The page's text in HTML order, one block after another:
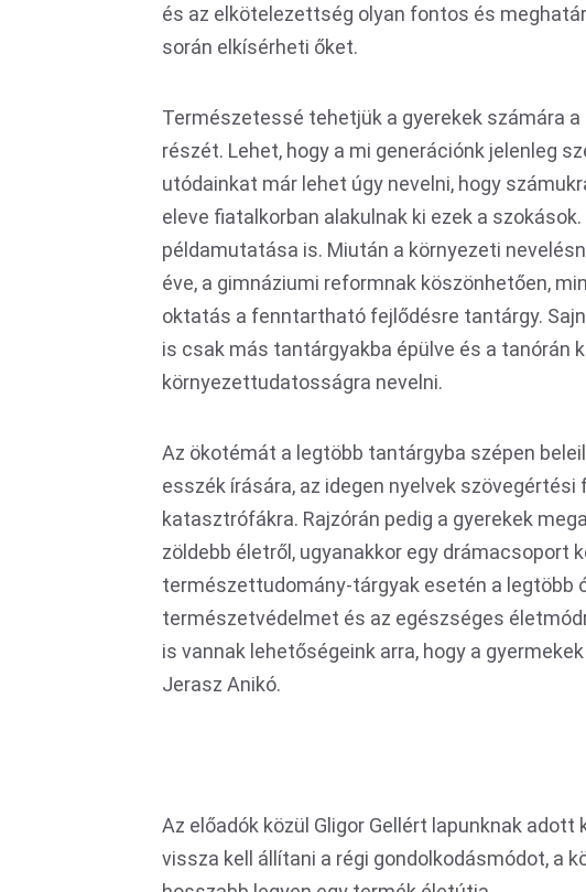
és az elkötelezettség olyan fontos és
során elkísérheti őket.
Természetessé tehetjük a gyerekek számára
részét. Lehet, hogy a mi generációnk jelenleg
utódainkat már lehet úgy nevelni, hogy
eleve fiatalkorban alakulnak ki ezek a
példamutatása is. Miután a környezeti
éve, a gimnáziumi reformnak köszönhetően,
oktatás a fenntartható fejlődésre tantárgy.
is csak más tantárgyakba épülve és a tanórán
környezettudatosságra nevelni.
Az ökotémát a legtöbb tantárgyba szépen
esszék írására, az idegen nyelvek
katasztrófákra. Rajzórán pedig a gyerekek
zöldebb életről, ugyanakkor egy drámacsoport
természettudomány-tárgyak esetén a legtöbb
természetvédelmet és az egészséges
is vannak lehetőségeink arra, hogy a
Jerasz Anikó.
Az előadók közül Gligor Gellért lapunknak
vissza kell állítani a régi gondolkodásmódot, a